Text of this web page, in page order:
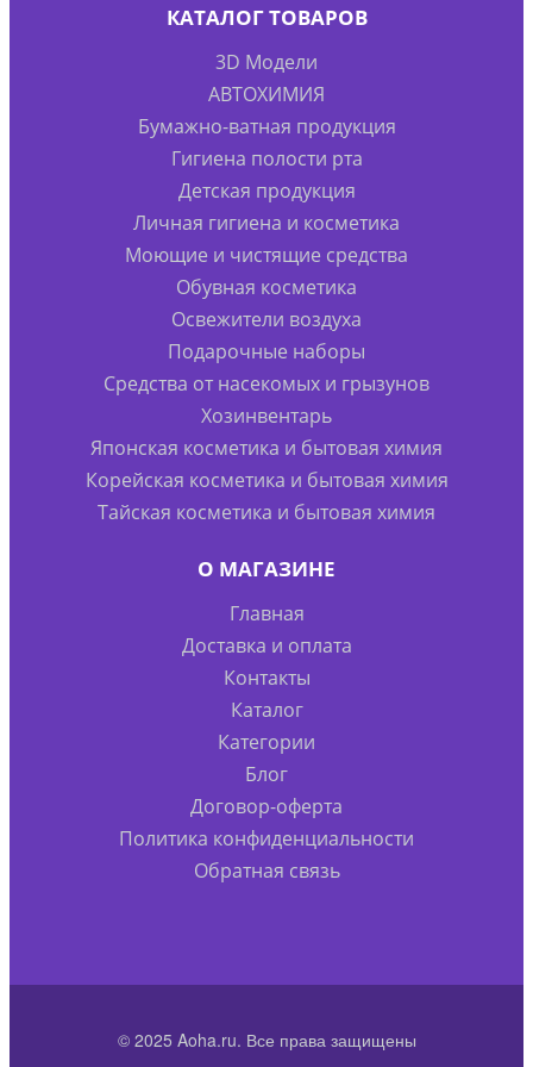
КАТАЛОГ ТОВАРОВ
3D Модели
АВТОХИМИЯ
Бумажно-ватная продукция
Гигиена полости рта
Детская продукция
Личная гигиена и косметика
Моющие и чистящие средства
Обувная косметика
Освежители воздуха
Подарочные наборы
Средства от насекомых и грызунов
Хозинвентарь
Японская косметика и бытовая химия
Корейская косметика и бытовая химия
Тайская косметика и бытовая химия
О МАГАЗИНЕ
Главная
Доставка и оплата
Контакты
Каталог
Категории
Блог
Договор-оферта
Политика конфиденциальности
Обратная связь
© 2025 Aoha.ru. Все права защищены